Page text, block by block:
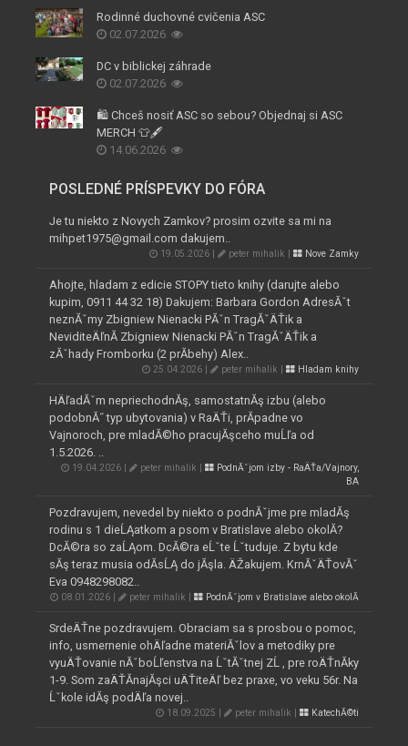
Rodinné duchovné cvičenia ASC
02.07.2026
DC v biblickej záhrade
02.07.2026
🛍️ Chceš nosiť ASC so sebou? Objednaj si ASC
MERCH 👕🖋️
14.06.2026
POSLEDNÉ PRÍSPEVKY DO FÓRA
Je tu niekto z Novych Zamkov? prosim ozvite sa mi na
mihpet1975@gmail.com dakujem..
19.05.2026 | peter mihalik | Nove Zamky
Ahojte, hladam z edicie STOPY tieto knihy (darujte alebo
kupim, 0911 44 32 18) Dakujem: Barbara Gordon AdresĂˇt
neznĂˇmy Zbigniew Nienacki PĂˇn TragĂˇÄŤik a
NeviditeÄľnĂ­ Zbigniew Nienacki PĂˇn TragĂˇÄŤik a
zĂˇhady Fromborku (2 prĂ­behy) Alex..
25.04.2026 | peter mihalik | Hladam knihy
HÄľadĂˇm nepriechodnĂş, samostatnĂş izbu (alebo
podobnĂ˝ typ ubytovania) v RaÄŤi, prĂ­padne vo
Vajnoroch, pre mladĂ©ho pracujĂşceho muĹľa od
1.5.2026. ..
19.04.2026 | peter mihalik |
PodnĂˇjom izby - RaÄŤa/Vajnory,
BA
Pozdravujem, nevedel by niekto o podnĂˇjme pre mladĂş
rodinu s 1 dieĹĄatkom a psom v Bratislave alebo okolĂ­?
DcĂ©ra so zaĹĄom. DcĂ©ra eĹˇte Ĺˇtuduje. Z bytu kde
sĂş teraz musia odĂ­sĹĄ do jĂşla. ÄŽakujem. KrnĂˇÄŤovĂˇ
Eva 0948298082..
08.01.2026 | peter mihalik | PodnĂˇjom v Bratislave alebo okolĂ­
SrdeÄŤne pozdravujem. Obraciam sa s prosbou o pomoc,
info, usmernenie ohÄľadne materiĂˇlov a metodiky pre
vyuÄŤovanie nĂˇboĹľenstva na ĹˇtĂˇtnej ZĹ , pre roÄŤnĂ­ky
1-9. Som zaÄŤĂ­najĂşci uÄŤiteÄľ bez praxe, vo veku 56r. Na
Ĺˇkole idĂş podÄľa novej..
18.09.2025 | peter mihalik | KatechĂ©ti